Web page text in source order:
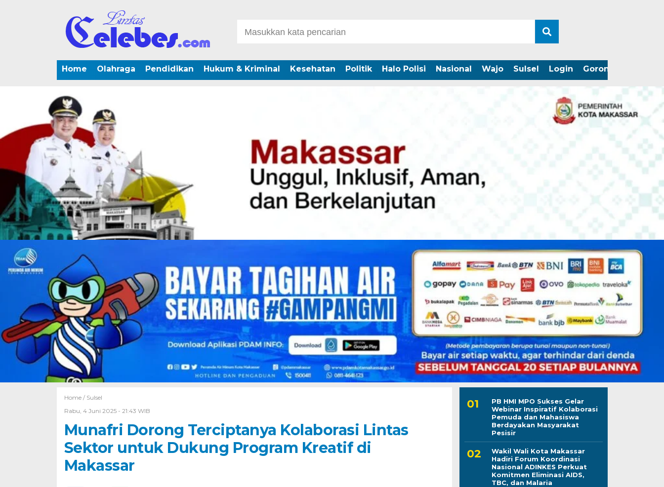
Home Olahraga Pendidikan Hukum & Kriminal Kesehatan Politik Halo Polisi Nasional Wajo Sulsel Login Gorontalo
Home / Sulsel
Rabu, 4 Juni 2025 - 21:43 WIB
Munafri Dorong Terciptanya Kolaborasi Lintas
Sektor untuk Dukung Program Kreatif di
Makassar
PB HMI MPO Sukses Gelar
Webinar Inspiratif Kolaborasi
Pemuda dan Mahasiswa
Berdayakan Masyarakat
Pesisir
Wakil Wali Kota Makassar
Hadiri Forum Koordinasi
Nasional ADINKES Perkuat
Komitmen Eliminasi AIDS,
TBC, dan Malaria